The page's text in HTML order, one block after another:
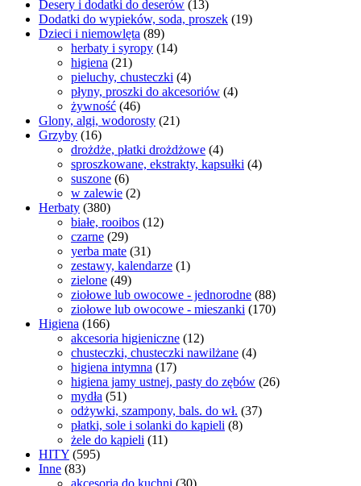
Desery i dodatki do deserów (13)
Dodatki do wypieków, soda, proszek (19)
Dzieci i niemowlęta (89)
herbaty i syropy (14)
higiena (21)
pieluchy, chusteczki (4)
płyny, proszki do akcesoriów (4)
żywność (46)
Glony, algi, wodorosty (21)
Grzyby (16)
drożdże, płatki drożdżowe (4)
sproszkowane, ekstrakty, kapsułki (4)
suszone (6)
w zalewie (2)
Herbaty (380)
białe, rooibos (12)
czarne (29)
yerba mate (31)
zestawy, kalendarze (1)
zielone (49)
ziołowe lub owocowe - jednorodne (88)
ziołowe lub owocowe - mieszanki (170)
Higiena (166)
akcesoria higieniczne (12)
chusteczki, chusteczki nawilżane (4)
higiena intymna (17)
higiena jamy ustnej, pasty do zębów (26)
mydła (51)
odżywki, szampony, bals. do wł. (37)
płatki, sole i solanki do kąpieli (8)
żele do kąpieli (11)
HITY (595)
Inne (83)
akcesoria do kuchni (30)